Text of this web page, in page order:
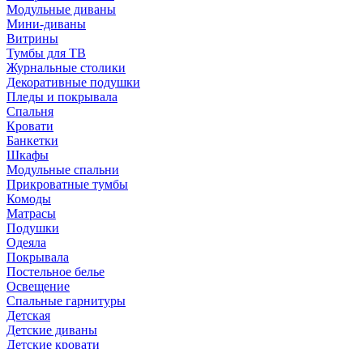
Модульные диваны
Мини-диваны
Витрины
Тумбы для ТВ
Журнальные столики
Декоративные подушки
Пледы и покрывала
Спальня
Кровати
Банкетки
Шкафы
Модульные спальни
Прикроватные тумбы
Комоды
Матрасы
Подушки
Одеяла
Покрывала
Постельное белье
Освещение
Спальные гарнитуры
Детская
Детские диваны
Детские кровати